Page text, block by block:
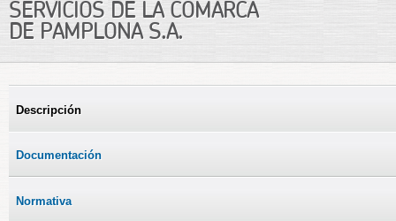
SERVICIOS DE LA COMARCA
DE PAMPLONA S.A.
DATOS DEL TRÁMITE
Descripción
Documentación
Normativa